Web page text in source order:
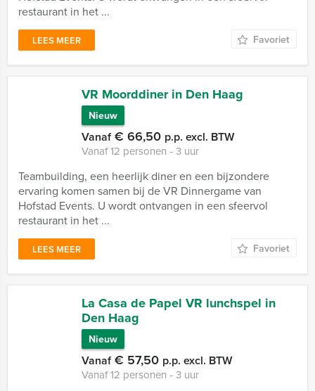
restaurant in het ...
LEES MEER Favoriet
VR Moorddiner in Den Haag
Nieuw
Vanaf€ 66,50 p.p. excl. BTW
Vanaf 12 personen ‐ 3 uur
Teambuilding, een heerlijk diner en een bijzondere
ervaring komen samen bij de VR Dinnergame van
Hofstad Events. U wordt ontvangen in een sfeervol
restaurant in het ...
LEES MEER Favoriet
La Casa de Papel VR lunchspel in
Den Haag
Nieuw
Vanaf€ 57,50 p.p. excl. BTW
Vanaf 12 personen ‐ 3 uur